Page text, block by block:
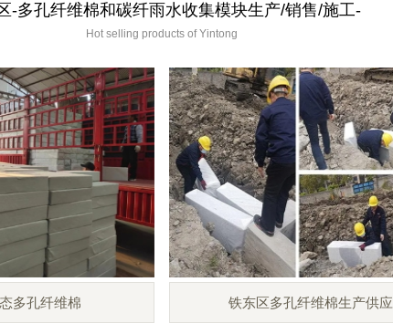
-多孔纤维棉和碳纤雨水收集模块生产/销售/施工-
Hot selling products of Yintong
多孔纤维棉 铁东区多孔纤维棉生产供应